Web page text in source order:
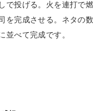
で投げる。火を連打で
を完成させる。ネタの
並べて完成です。